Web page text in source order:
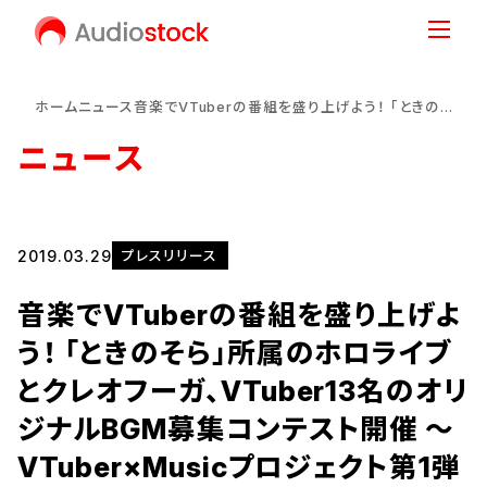
ホームニュース 音楽でVTuberの番組を盛り上げよう！ 「ときのそら」所属のホロライブとクレオフーガ、VTuber13名のオリジナルBGM募集コンテスト開催 ～VTuber×Musicプロジェクト第1弾～
ニュース
2019.03.29 プレスリリース
音楽でVTuberの番組を盛り上げよ
う！ 「ときのそら」所属のホロライブ
とクレオフーガ、VTuber13名のオリ
ジナルBGM募集コンテスト開催 ～
VTuber×Musicプロジェクト第1弾